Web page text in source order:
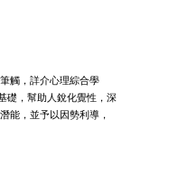
觸，詳介心理綜合學
礎，幫助人銳化覺性，深
能，並予以因勢利導，